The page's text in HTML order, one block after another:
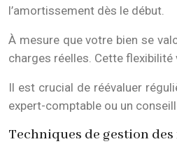
l’amortissement dès le début.
À mesure que votre bien se
charges réelles. Cette
Il est crucial de réévaluer
expert-comptable ou un
Techniques de gestion